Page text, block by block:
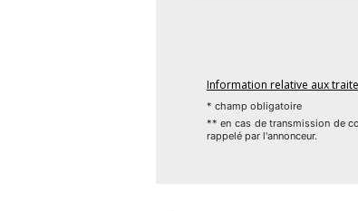
Information relative aux
* champ obligatoire
** en cas de transmission de
rappelé par l'annonceur.